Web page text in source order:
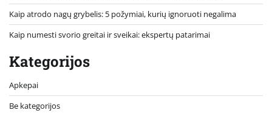
Kaip atrodo nagų grybelis: 5 požymiai, kurių ignoruoti negalima
Kaip numesti svorio greitai ir sveikai: ekspertų patarimai
Kategorijos
Apkepai
Be kategorijos